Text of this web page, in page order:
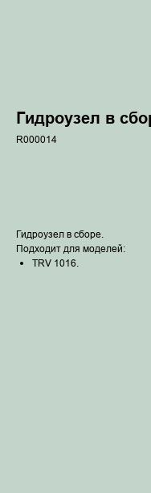
Гидроузел в
R000014
Гидроузел в сборе.
Подходит для моделей:
TRV 1016.